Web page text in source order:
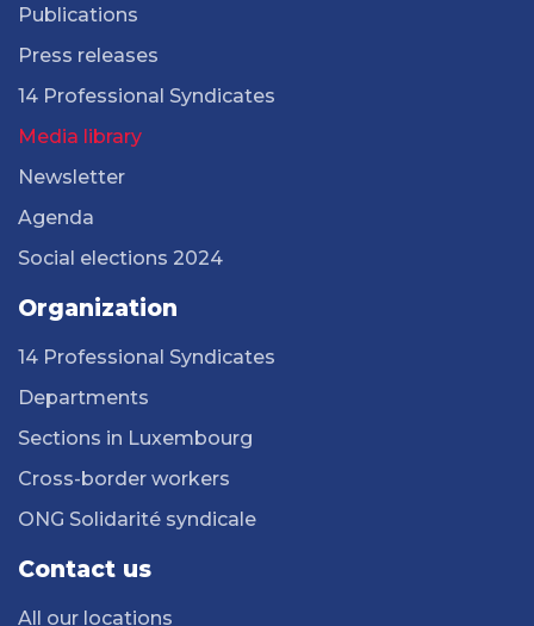
Publications
Press releases
14 Professional Syndicates
Media library
Newsletter
Agenda
Social elections 2024
Organization
14 Professional Syndicates
Departments
Sections in Luxembourg
Cross-border workers
ONG Solidarité syndicale
Contact us
All our locations